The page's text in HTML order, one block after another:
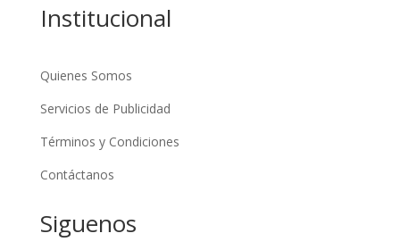
Institucional
Quienes Somos
Servicios de Publicidad
Términos y Condiciones
Contáctanos
Siguenos